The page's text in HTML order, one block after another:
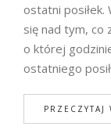
ostatni posiłek.
się nad tym, co
o której
ostatniego
PRZECZYTAJ